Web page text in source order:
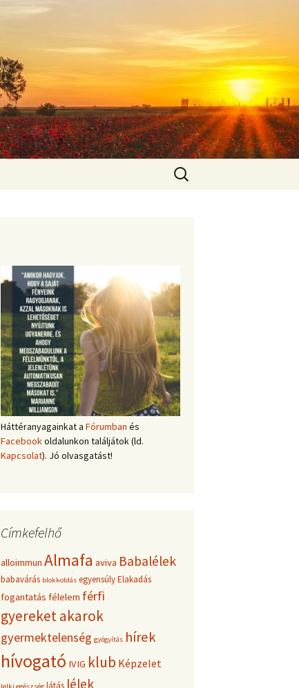
Keresés:
Háttéranyagainkat a Fórumban és
Facebook oldalunkon találjátok (ld.
Kapcsolat). Jó olvasgatást!
Címkefelhő
alloimmun Almafa aviva Babalélek
babavárás blokkoldás egyensúlyElakadás
fogantatás félelem férfi
gyereket akarok
gyermektelenség gyógyítás hírek
hívogató IVIG klub Képzelet
lelki egészség látás lélek